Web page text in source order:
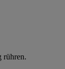
rühren.